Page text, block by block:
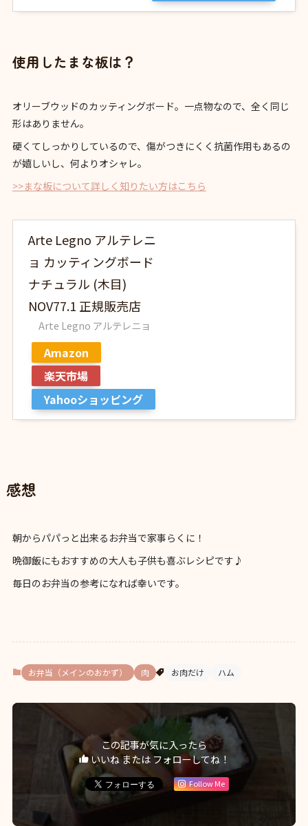
使用したまな板は？
オリーブウッドのカッティングボード。一点物なので、全く同じ
形はありません。
硬くてしっかりしているので、傷がつきにくく抗菌作用もあるの
が嬉しいし、何よりオシャレ。
>>まな板について詳しく知りたい方はこちら
Arte Legno アルテレニ
ョ カッティングボード
ナチュラル (木目)
NOV77.1 正規販売店
Arte Legno アルテレニョ
Amazon
楽天市場
Yahooショッピング
感想
朝からパパっと出来るお弁当で家事らくに！
晩御飯にもおすすめの大人も子供も喜ぶレシピです♪
毎日のお弁当の参考になれば幸いです。
お弁当（メインのおかず） 肉 お肉だけ ハム
この記事が気に入ったら
いいね または フォローしてね！
Follow Me